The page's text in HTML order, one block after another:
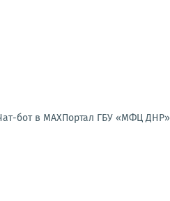
бот в MAXПортал ГБУ «МФЦ ДНР»